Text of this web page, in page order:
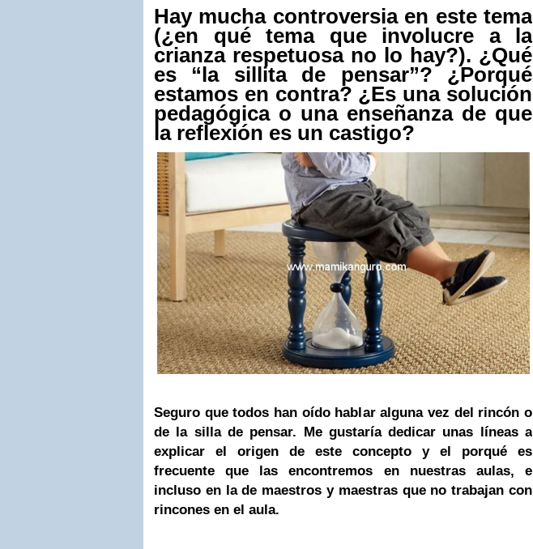
Hay mucha controversia en este tema
(¿en qué tema que involucre a la
crianza respetuosa no lo hay?). ¿Qué
es “la sillita de pensar”? ¿Porqué
estamos en contra? ¿Es una solución
pedagógica o una enseñanza de que
la reflexión es un castigo?
Seguro que todos han oído hablar alguna vez del rincón o
de la silla de pensar. Me gustaría dedicar unas líneas a
explicar el origen de este concepto y el porqué es
frecuente que las encontremos en nuestras aulas, e
incluso en la de maestros y maestras que no trabajan con
rincones en el aula.